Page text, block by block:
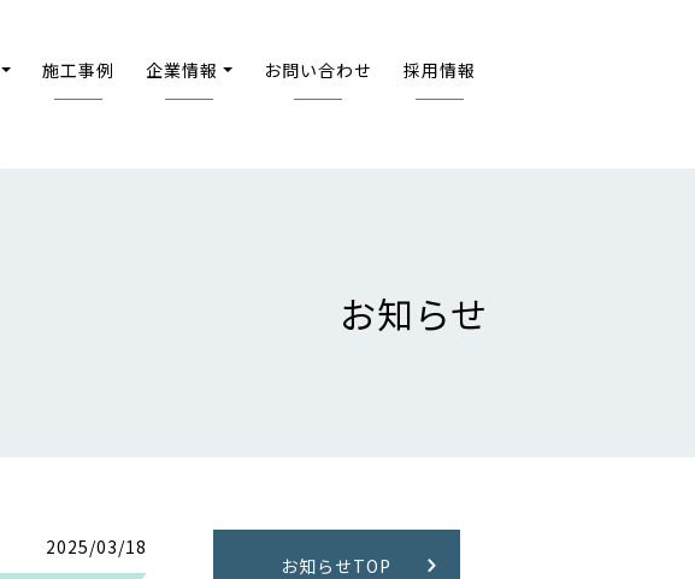
施工事例 企業情報 お問い合わせ 採用情報
お知らせ
2025/03/18
お知らせTOP